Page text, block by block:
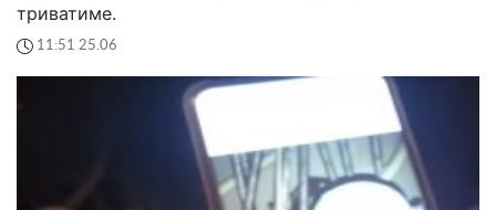
триватиме.
11:51 25.06